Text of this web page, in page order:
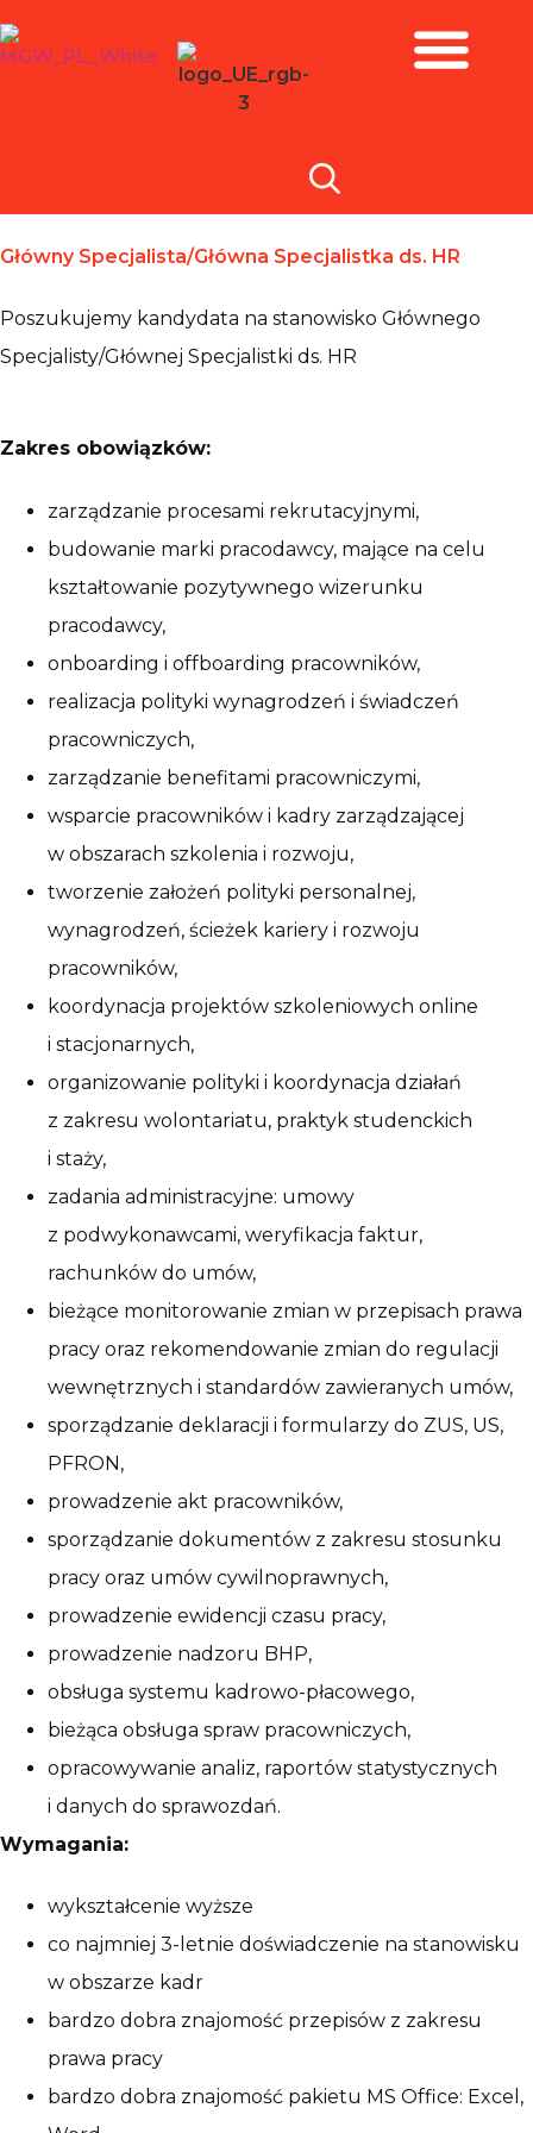
Główny Specjalista/Główna Specjalistka ds. HR
Poszukujemy kandydata na stanowisko Głównego
Specjalisty/Głównej Specjalistki ds. HR
Zakres obowiązków:
zarządzanie procesami rekrutacyjnymi,
budowanie marki pracodawcy, mające na celu
kształtowanie pozytywnego wizerunku
pracodawcy,
onboarding i offboarding pracowników,
realizacja polityki wynagrodzeń i świadczeń
pracowniczych,
zarządzanie benefitami pracowniczymi,
wsparcie pracowników i kadry zarządzającej
w obszarach szkolenia i rozwoju,
tworzenie założeń polityki personalnej,
wynagrodzeń, ścieżek kariery i rozwoju
pracowników,
koordynacja projektów szkoleniowych online
i stacjonarnych,
organizowanie polityki i koordynacja działań
z zakresu wolontariatu, praktyk studenckich
i staży,
zadania administracyjne: umowy
z podwykonawcami, weryfikacja faktur,
rachunków do umów,
bieżące monitorowanie zmian w przepisach prawa
pracy oraz rekomendowanie zmian do regulacji
wewnętrznych i standardów zawieranych umów,
sporządzanie deklaracji i formularzy do ZUS, US,
PFRON,
prowadzenie akt pracowników,
sporządzanie dokumentów z zakresu stosunku
pracy oraz umów cywilnoprawnych,
prowadzenie ewidencji czasu pracy,
prowadzenie nadzoru BHP,
obsługa systemu kadrowo-płacowego,
bieżąca obsługa spraw pracowniczych,
opracowywanie analiz, raportów statystycznych
i danych do sprawozdań.
Wymagania:
wykształcenie wyższe
co najmniej 3-letnie doświadczenie na stanowisku
w obszarze kadr
bardzo dobra znajomość przepisów z zakresu
prawa pracy
bardzo dobra znajomość pakietu MS Office: Excel,